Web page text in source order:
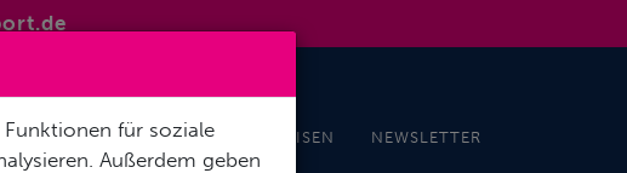
NEWS TAUCHREISEN NEWSLETTER
für soziale
Außerdem geben